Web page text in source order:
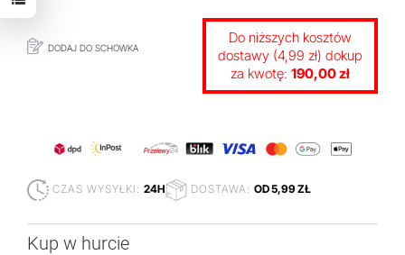
DODAJ DO SCHOWKA
Do niższych kosztów
dostawy (4,99 zł) dokup
za kwotę: 190,00 zł
CZAS WYSYŁKI: 24H DOSTAWA: OD 5,99 ZŁ
Kup w hurcie